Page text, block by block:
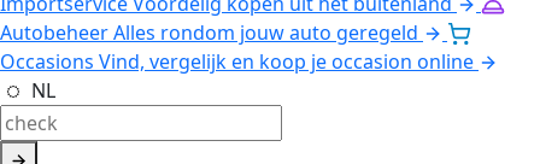
AutobeheerAlles rondom jouw auto geregeld
Occasions Vind, vergelijk en koop je occasion online
NL